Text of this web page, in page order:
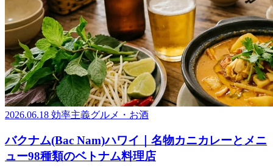
2026.06.18 効率主義グルメ・お酒
バクナム(Bac Nam)ハワイ｜名物カニカレーとメニ
ュー98種類のベトナム料理店